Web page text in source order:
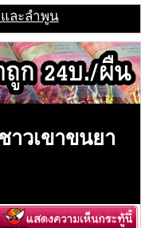
และลำพูน
าวเขาขนยา